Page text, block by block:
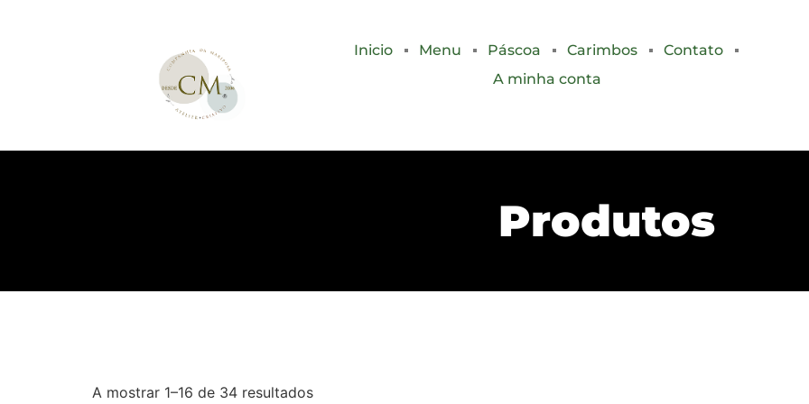
Inicio Menu Páscoa Carimbos
Contato
A minha conta
Produtos
A mostrar 1–16 de 34 resultados